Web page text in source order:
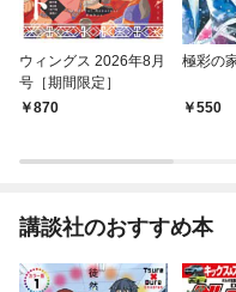
ウィングス 2026年8月
号［期間限定］
870
極彩の
550
講談社のおすすめ本